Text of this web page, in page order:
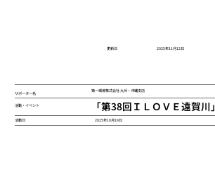
​更新日 2025年11月12日
サポーター名 第一環境株式会社 九州・沖縄支店
活動・イベント 「第38回ＩＬＯＶＥ遠賀川」
活動日 2025年10月19日